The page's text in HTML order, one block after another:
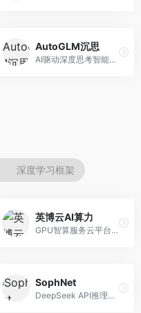
AutoGLM沉思
AI驱动深度思考智能体，专注于复杂推理任务。面向高级用户，提供深度分析、逻辑推理、决策支持等服务，推理能力强。
深度学习框架
英博云AI算力
GPU智算服务云平台，专注于AI算力租赁。面向AI研究者和企业，提供GPU租赁、模型训练、推理服务等，算力资源丰富。
SophNet
DeepSeek API推理平台，专注于DeepSeek模型服务。面向开发者，提供DeepSeek模型API、高性能推理、低成本服务，推理效率高。